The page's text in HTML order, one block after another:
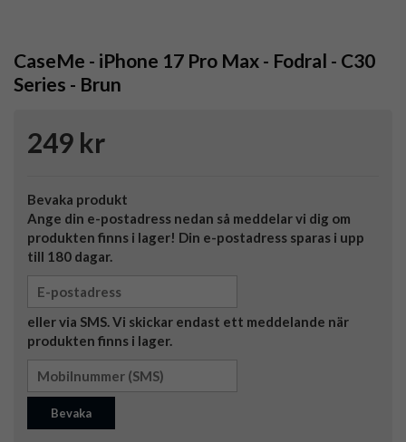
CaseMe - iPhone 17 Pro Max - Fodral - C30
Series - Brun
249 kr
Bevaka produkt
Ange din e-postadress nedan så meddelar vi dig om
produkten finns i lager! Din e-postadress sparas i upp
till 180 dagar.
eller via SMS. Vi skickar endast ett meddelande när
produkten finns i lager.
Bevaka